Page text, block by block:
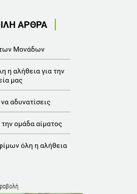
ΑΡΘΡΑ
Μονάδων
η αλήθεια για την
μας
αδυνατίσεις
ομάδα αίματος
όλη η αλήθεια